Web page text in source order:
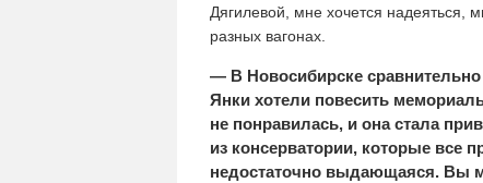
Дягилевой, мне хочется надеяться,
разных вагонах.
— В Новосибирске
Янки хотели повесить
не понравилась, и она стала
из консерватории, которые все
недостаточно выдающаяся. Вы